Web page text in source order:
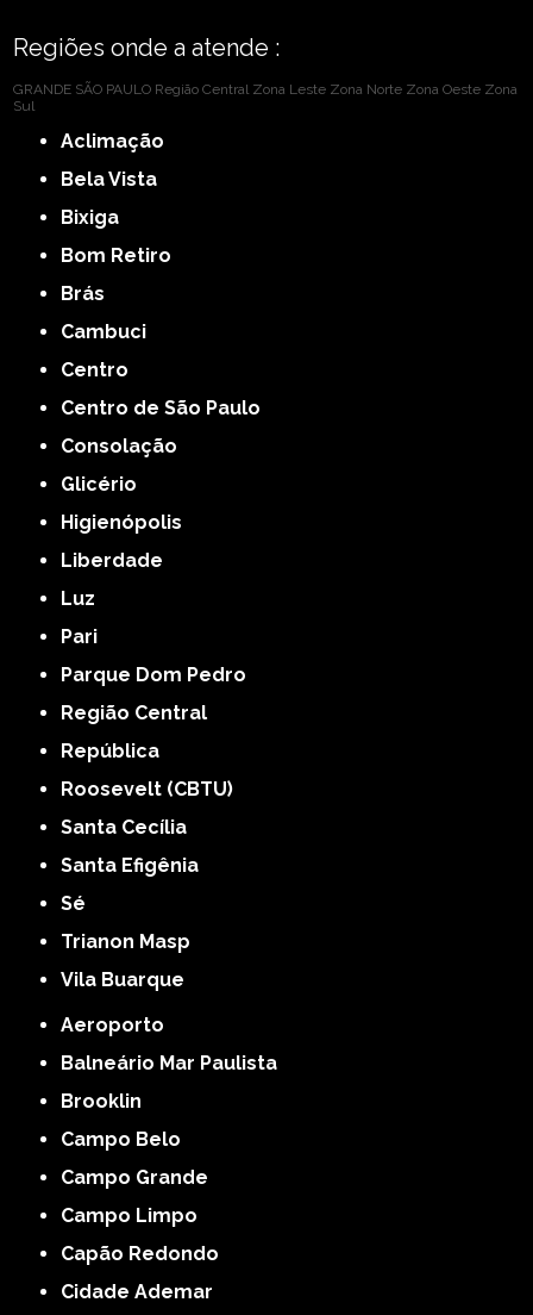
Regiões onde a atende :
GRANDE SÃO PAULO Região Central Zona Leste Zona Norte Zona Oeste Zona
Sul
Aclimação
Bela Vista
Bixiga
Bom Retiro
Brás
Cambuci
Centro
Centro de São Paulo
Consolação
Glicério
Higienópolis
Liberdade
Luz
Pari
Parque Dom Pedro
Região Central
República
Roosevelt (CBTU)
Santa Cecília
Santa Efigênia
Sé
Trianon Masp
Vila Buarque
Aeroporto
Balneário Mar Paulista
Brooklin
Campo Belo
Campo Grande
Campo Limpo
Capão Redondo
Cidade Ademar